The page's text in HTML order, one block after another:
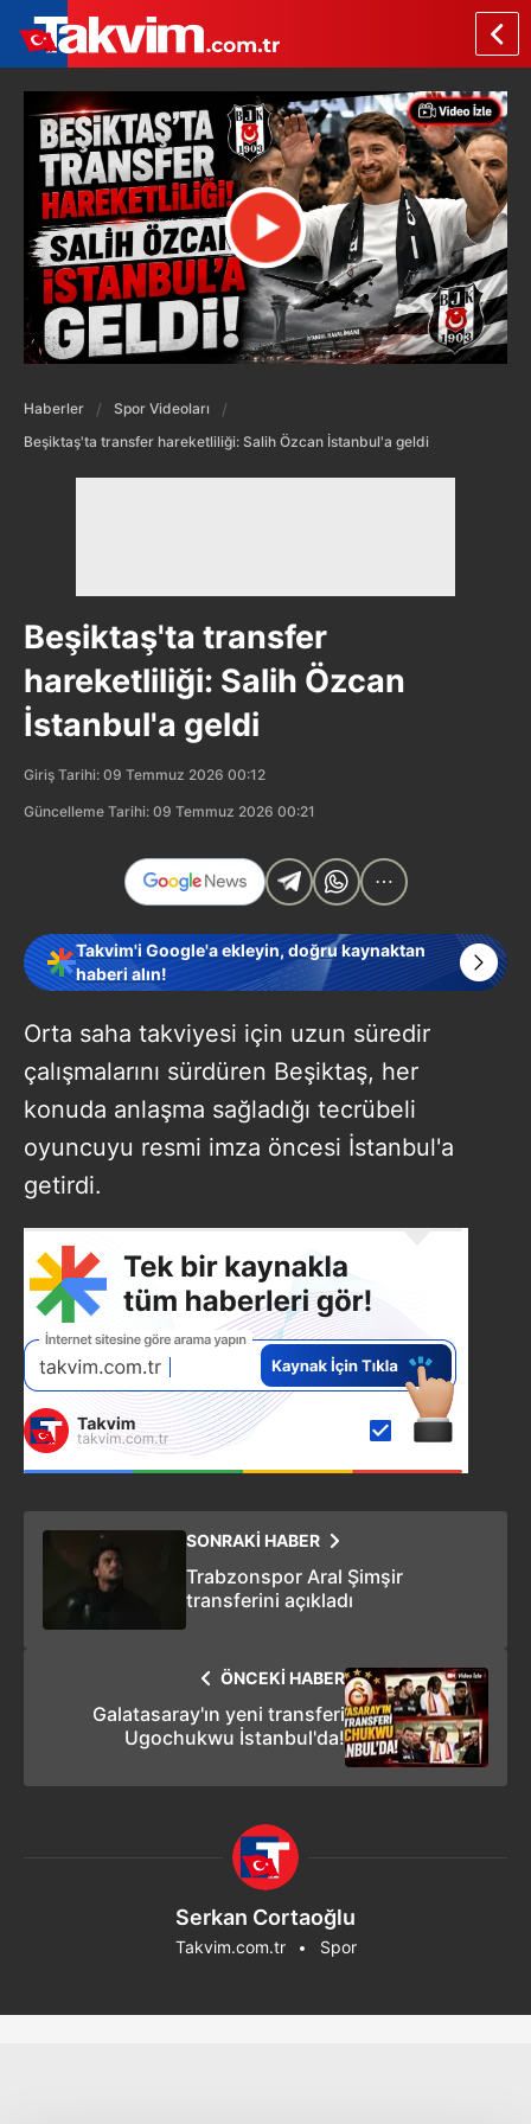
Haberler
Spor Videoları
Beşiktaş'ta transfer hareketliliği: Salih Özcan İstanbul'a geldi
Beşiktaş'ta transfer
hareketliliği: Salih Özcan
İstanbul'a geldi
Giriş Tarihi: 09 Temmuz 2026 00:12
Güncelleme Tarihi: 09 Temmuz 2026 00:21
Takvim'i Google'a ekleyin, doğru kaynaktan
haberi alın!
Orta saha takviyesi için uzun süredir
çalışmalarını sürdüren Beşiktaş, her
konuda anlaşma sağladığı tecrübeli
oyuncuyu resmi imza öncesi İstanbul'a
getirdi.
SONRAKİ HABER
Trabzonspor Aral Şimşir
transferini açıkladı
ÖNCEKİ HABER
Galatasaray'ın yeni transferi
Ugochukwu İstanbul'da!
Serkan Cortaoğlu
Takvim.com.tr Spor